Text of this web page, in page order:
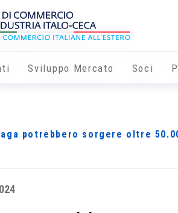
Sviluppo Mercato Soci
potrebbero sorgere oltre